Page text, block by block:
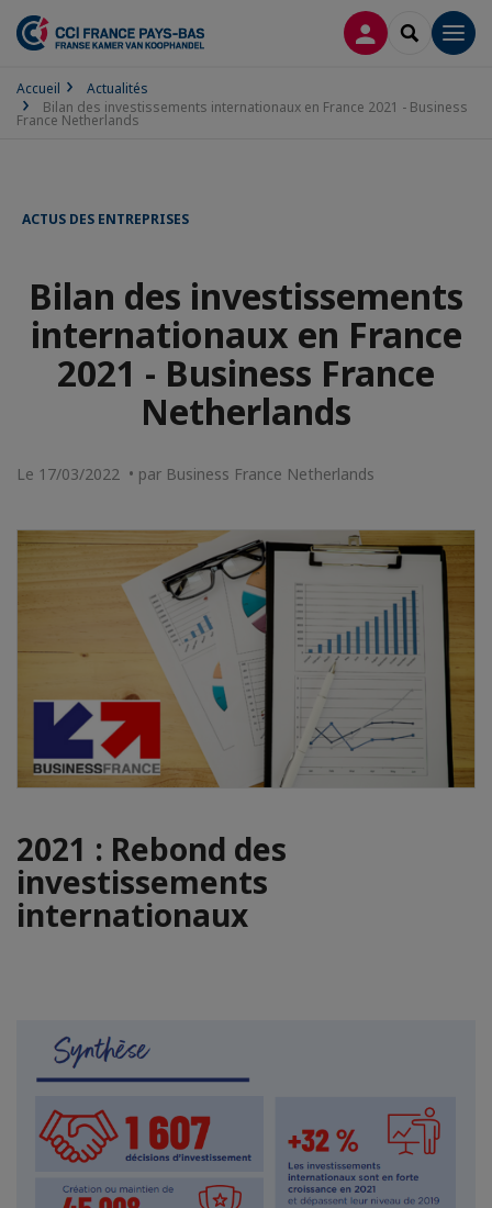
CONNEXION
Accueil
Actualités
Bilan des investissements internationaux en France 2021 - Business
France Netherlands
ACTUS DES ENTREPRISES
Bilan des investissements
internationaux en France
2021 - Business France
Netherlands
Le 17/03/2022 • par Business France Netherlands
2021 : Rebond des
investissements
internationaux